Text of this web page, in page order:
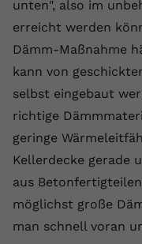
unten", also im
erreicht werden
Dämm-Maßnahme
kann von
selbst eingebaut
richtige
geringe
Kellerdecke gerade
aus
möglichst große
man schnell voran
Laufzeit 1 Jahr
Zweck
hat.
Anbieter
Zweck
Name _gcl
Laufzeit 90
Zweck
Cookie-
Externe Inhalte
Wir verwenden auf
Name vuid
Laufzeit 2
Cookie-